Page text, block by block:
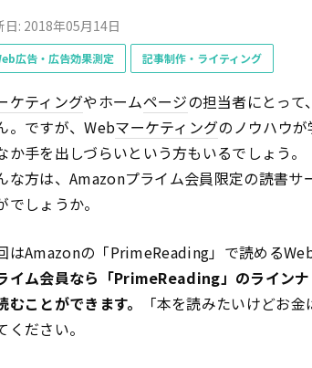
日: 2018年05月14日
広告・広告効果測定 記事制作・ライティング
ケティングやホームページの担当者にとって
。ですが、Webマーケティングのノウハウ
か手を出しづらいという方もいるでしょう。
な方は、Amazonプライム会員限定の読書
でしょうか。
はAmazonの「PrimeReading」で読める
イム会員なら「PrimeReading」のライン
むことができます。
「本を読みたいけどお
ください。